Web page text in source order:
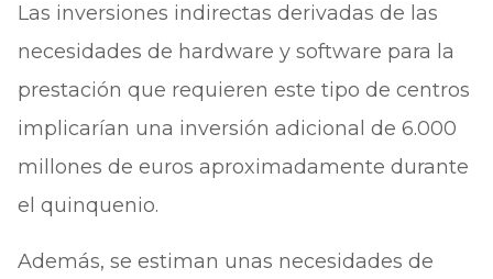
Las inversiones indirectas derivadas de las
necesidades de hardware y software para la
prestación que requieren este tipo de centros
implicarían una inversión adicional de 6.000
millones de euros aproximadamente durante
el quinquenio.
Además, se estiman unas necesidades de